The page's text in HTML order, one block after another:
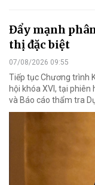
Đẩy mạnh
thị đặc biệt
07/08/2026 09:55
Tiếp tục Chương trình
hội khóa XVI, tại phiên
và Báo cáo thẩm tra